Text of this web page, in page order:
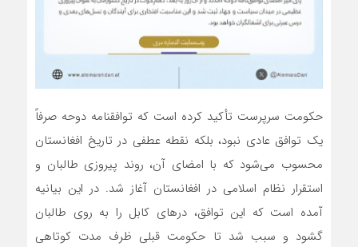
حکومت سرپرست تأکید کرده است که توافقنامه دوحه صرفاً
یک توافق عادی نبود، بلکه نقطه عطفی در تاریخ افغانستان
محسوب می‌شود که با امضای آن، روند پیروزی طالبان و
استقرار نظام اسلامی در افغانستان آغاز شد. در این بیانیه
آمده است که این توافق، درهای کابل را به روی طالبان
گشود و سبب شد تا حکومت قبلی ظرف مدت کوتاهی